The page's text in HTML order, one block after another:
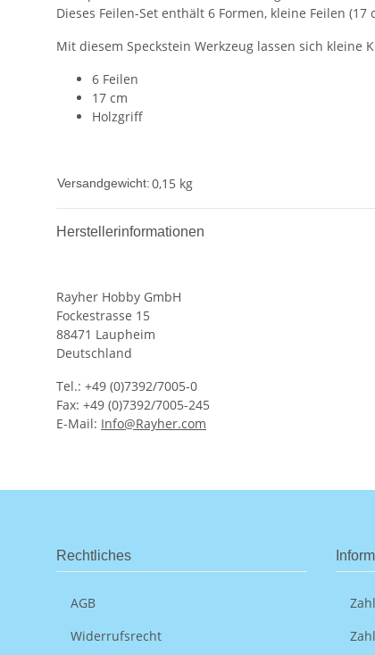
Dieses Feilen-Set enthält 6 Formen, kleine Feilen
Mit diesem Speckstein Werkzeug lassen sich kleine
6 Feilen
17 cm
Holzgriff
Versandgewicht:0,15 kg
Herstellerinformationen
Rayher Hobby GmbH
Fockestrasse 15
88471 Laupheim
Deutschland
Tel.: +49 (0)7392/7005-0
Fax: +49 (0)7392/7005-245
E-Mail: Info@Rayher.com
Rechtliches
AGB
Widerrufsrecht